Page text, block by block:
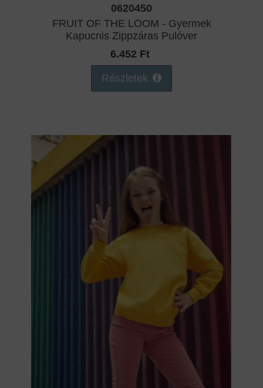
0620450
FRUIT OF THE LOOM - Gyermek
Kapucnis Zippzáras Pulóver
6.452 Ft
Részletek